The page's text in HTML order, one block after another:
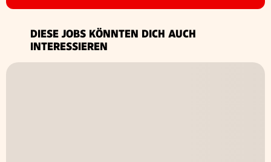
DIESE JOBS KÖNNTEN DICH AUCH
INTERESSIEREN